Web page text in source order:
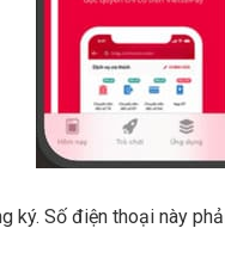
ký. Số điện thoại này